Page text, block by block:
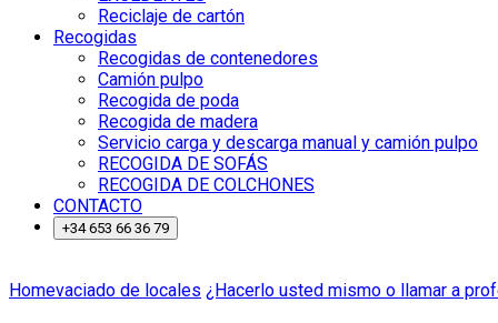
Reciclaje de cartón
Recogidas
Recogidas de contenedores
Camión pulpo
Recogida de poda
Recogida de madera
Servicio carga y descarga manual y camión pulpo
RECOGIDA DE SOFÁS
RECOGIDA DE COLCHONES
CONTACTO
+34 653 66 36 79
Homevaciado de locales ¿Hacerlo usted mismo o llamar a